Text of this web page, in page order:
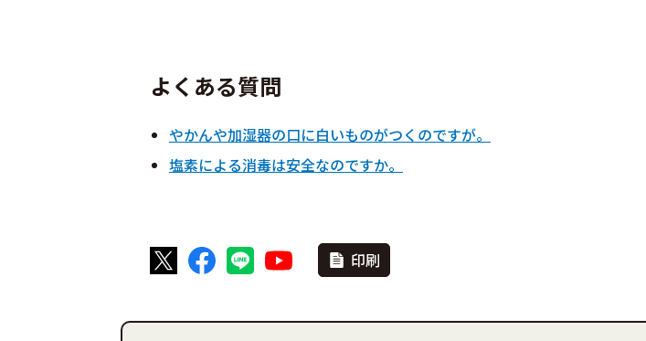
よくある質問
やかんや加湿器の口に白いものがつくのですが。
塩素による消毒は安全なのですか。
印刷